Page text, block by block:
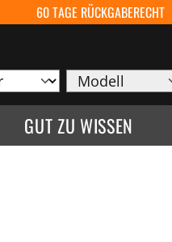
60 TAGE RÜCKGABERECHT
GUT ZU WISSEN